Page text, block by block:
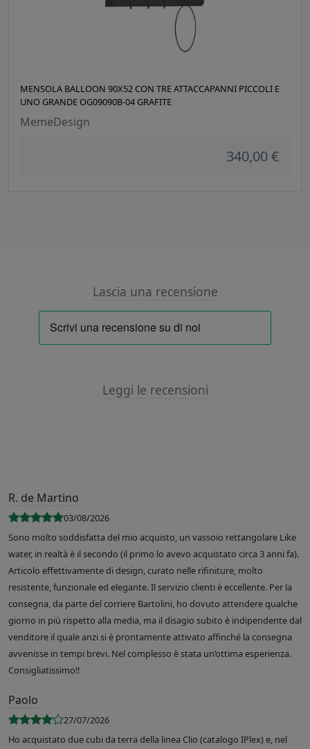
MENSOLA BALLOON 90X52 CON TRE ATTACCAPANNI PICCOLI E
UNO GRANDE OG09090B-04 GRAFITE
MemeDesign
340,00 €
Lascia una recensione
Leggi le recensioni
R. de Martino
03/08/2026
Sono molto soddisfatta del mio acquisto, un vassoio rettangolare Like
water, in realtà è il secondo (il primo lo avevo acquistato circa 3 anni fa).
Articolo effettivamente di design, curato nelle rifiniture, molto
resistente, funzionale ed elegante. Il servizio clienti è eccellente. Per la
consegna, da parte del corriere Bartolini, ho dovuto attendere qualche
giorno in più rispetto alla media, ma il disagio subito è indipendente dal
venditore il quale anzi si è prontamente attivato affinché la consegna
avvenisse in tempi brevi. Nel complesso è stata un’ottima esperienza.
Consigliatissimo!!
Paolo
27/07/2026
Ho acquistato due cubi da terra della linea Clio (catalogo IPlex) e, nel